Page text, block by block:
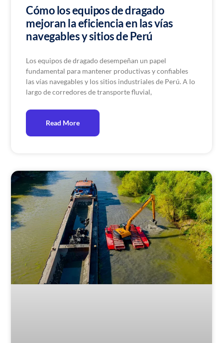
Cómo los equipos de dragado
mejoran la eficiencia en las vías
navegables y sitios de Perú
Los equipos de dragado desempeñan un papel
fundamental para mantener productivas y confiables
las vías navegables y los sitios industriales de Perú. A lo
largo de corredores de transporte fluvial,
Read More